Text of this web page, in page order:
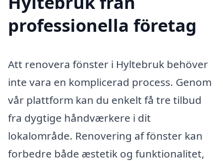
professionella företag
Att renovera fönster i Hyltebruk behöver
inte vara en komplicerad process. Genom
vår plattform kan du enkelt få tre tilbud
fra dygtige håndværkere i dit
lokalområde. Renovering af fönster kan
forbedre både æstetik og funktionalitet,